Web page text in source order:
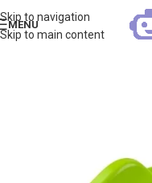
Skip to navigation
Skip to main content
MENU